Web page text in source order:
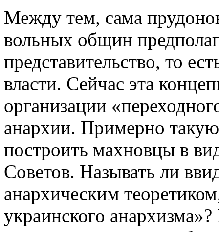
Между тем, сама
вольных общин
представительство, то
власти. Сейчас эта
организации
анархии. Примерно
построить махновцы в
Советов. Называть ли
анархическим
украинского